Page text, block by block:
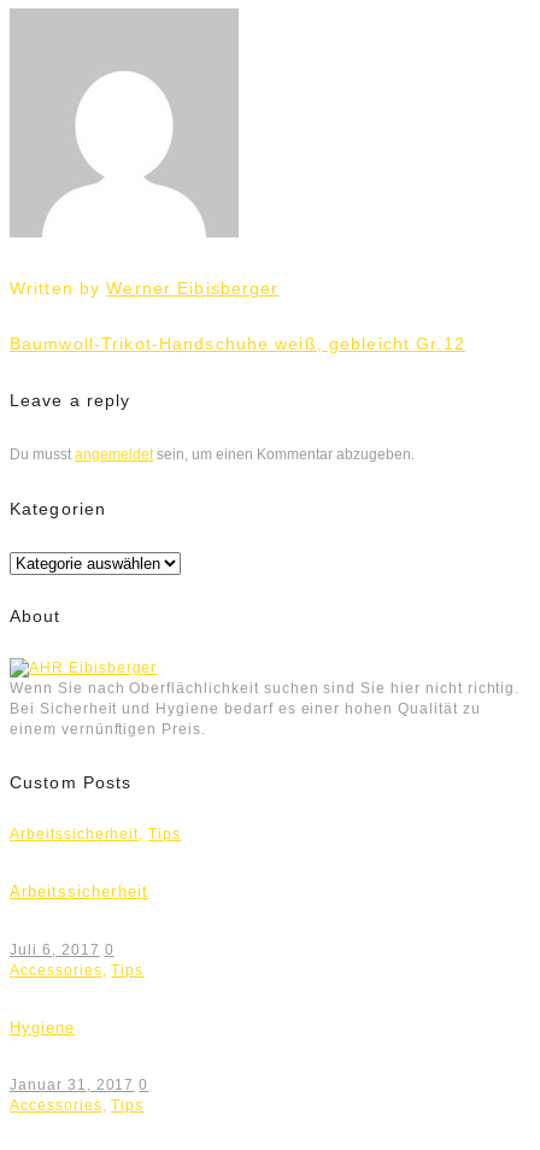
Written byWerner Eibisberger
Beitrags-
Navigation
Baumwoll-Trikot-Handschuhe weiß, gebleicht Gr.12
Leave a reply
Du musst angemeldetsein, um einen Kommentar abzugeben.
Kategorien
Kategorien
About
Wenn Sie nach Oberflächlichkeit suchen sind Sie hier nicht richtig.
Bei Sicherheit und Hygiene bedarf es einer hohen Qualität zu
einem vernünftigen Preis.
Custom Posts
Arbeitssicherheit,Tips
Arbeitssicherheit
Juli 6, 2017 0
Accessories ,Tips
Hygiene
Januar 31, 2017 0
Accessories,Tips